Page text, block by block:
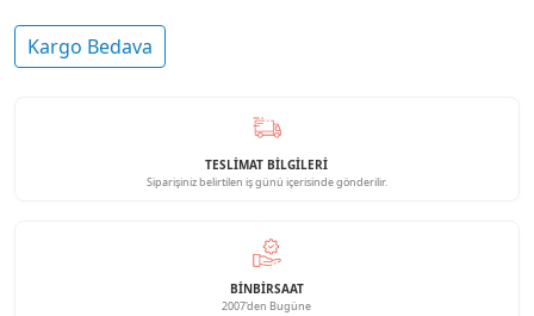
Kargo Bedava
TESLİMAT BİLGİLERİ
Siparişiniz belirtilen iş günü içerisinde gönderilir.
BINBIRSAAT
2007'den Bugüne